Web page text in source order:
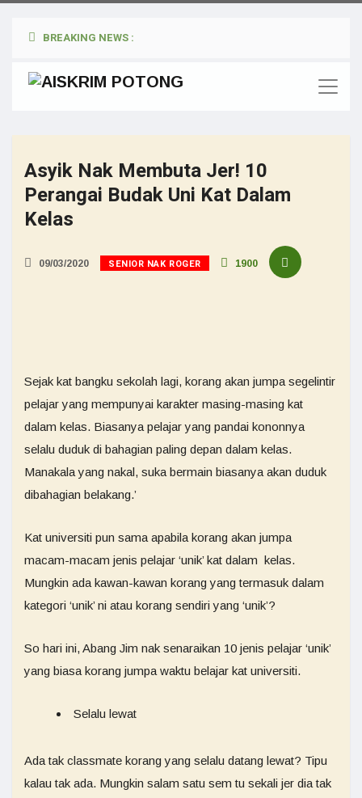
BREAKING NEWS :
Asyik Nak Membuta Jer! 10
Perangai Budak Uni Kat Dalam
Kelas
09/03/2020 SENIOR NAK ROGER 1900
Sejak kat bangku sekolah lagi, korang akan jumpa segelintir
pelajar yang mempunyai karakter masing-masing kat
dalam kelas. Biasanya pelajar yang pandai kononnya
selalu duduk di bahagian paling depan dalam kelas.
Manakala yang nakal, suka bermain biasanya akan duduk
dibahagian belakang.’
Kat universiti pun sama apabila korang akan jumpa
macam-macam jenis pelajar ‘unik’ kat dalam kelas.
Mungkin ada kawan-kawan korang yang termasuk dalam
kategori ‘unik’ ni atau korang sendiri yang ‘unik’?
So hari ini, Abang Jim nak senaraikan 10 jenis pelajar ‘unik’
yang biasa korang jumpa waktu belajar kat universiti.
Selalu lewat
Ada tak classmate korang yang selalu datang lewat? Tipu
kalau tak ada. Mungkin salam satu sem tu sekali jer dia tak